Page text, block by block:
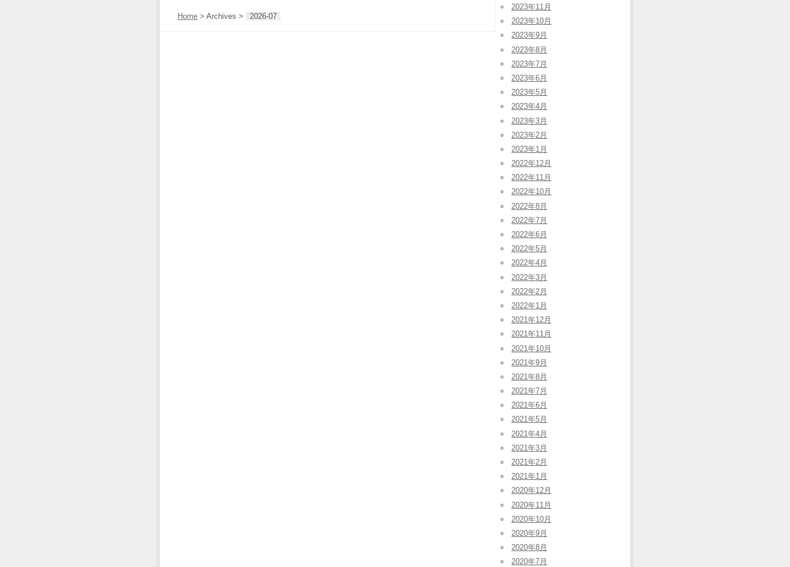
Home > Archives > 2026-07
2023年11月
2023年10月
2023年9月
2023年8月
2023年7月
2023年6月
2023年5月
2023年4月
2023年3月
2023年2月
2023年1月
2022年12月
2022年11月
2022年10月
2022年8月
2022年7月
2022年6月
2022年5月
2022年4月
2022年3月
2022年2月
2022年1月
2021年12月
2021年11月
2021年10月
2021年9月
2021年8月
2021年7月
2021年6月
2021年5月
2021年4月
2021年3月
2021年2月
2021年1月
2020年12月
2020年11月
2020年10月
2020年9月
2020年8月
2020年7月